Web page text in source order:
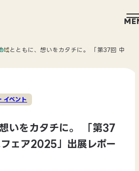
域とともに、想いをカタチに。 「第37回 中信
イベント
いをカタチに。 「第37
ェア2025」出展レポー